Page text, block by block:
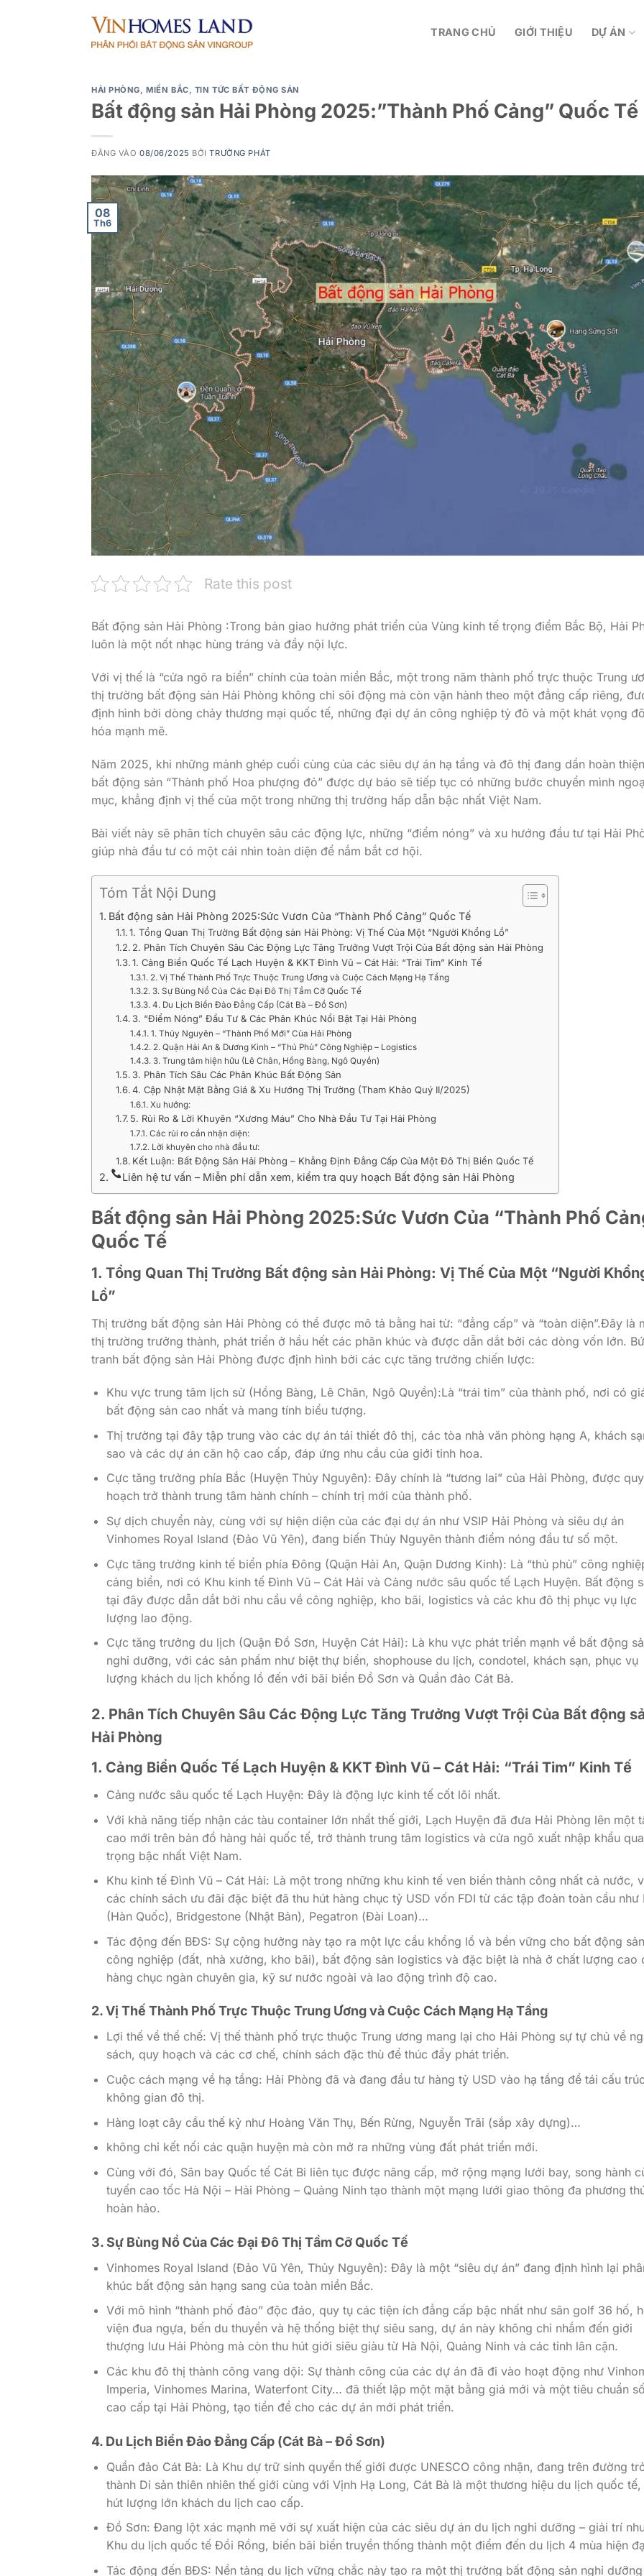
TRANG CHỦ GIỚI THIỆU DỰ ÁN
HẢI PHÒNG,MIỀN BẮC, TIN TỨC BẤT ĐỘNG SẢN
Bất động sản Hải Phòng 2025:”Thành Phố Cảng” Quốc Tế
ĐĂNG VÀO08/06/2025 BỞITRƯỜNG PHÁT
08
Th6
Rate this post
Bất động sản Hải Phòng :Trong bản giao hưởng phát triển của Vùng kinh tế trọng điểm Bắc Bộ, Hải
luôn là một nốt nhạc hùng tráng và đầy nội lực.
Với vị thế là “cửa ngõ ra biển” chính của toàn miền Bắc, một trong năm thành phố trực thuộc Trung
thị trường bất động sản Hải Phòng không chỉ sôi động mà còn vận hành theo một đẳng cấp riêng,
định hình bởi dòng chảy thương mại quốc tế, những đại dự án công nghiệp tỷ đô và một khát vọng
hóa mạnh mẽ.
Năm 2025, khi những mảnh ghép cuối cùng của các siêu dự án hạ tầng và đô thị đang dần hoàn
bất động sản “Thành phố Hoa phượng đỏ” được dự báo sẽ tiếp tục có những bước chuyển mình
mục, khẳng định vị thế của một trong những thị trường hấp dẫn bậc nhất Việt Nam.
Bài viết này sẽ phân tích chuyên sâu các động lực, những “điểm nóng” và xu hướng đầu tư tại Hải
giúp nhà đầu tư có một cái nhìn toàn diện để nắm bắt cơ hội.
Tóm Tắt Nội Dung
Bất động sản Hải Phòng 2025:Sức Vươn Của “Thành Phố Cảng” Quốc Tế
1. Tổng Quan Thị Trường Bất động sản Hải Phòng: Vị Thế Của Một “Người Khổng Lồ”
2. Phân Tích Chuyên Sâu Các Động Lực Tăng Trưởng Vượt Trội Của Bất động sản Hải Phòng
1. Cảng Biển Quốc Tế Lạch Huyện & KKT Đình Vũ – Cát Hải: “Trái Tim” Kinh Tế
2. Vị Thế Thành Phố Trực Thuộc Trung Ương và Cuộc Cách Mạng Hạ Tầng
3. Sự Bùng Nổ Của Các Đại Đô Thị Tầm Cỡ Quốc Tế
4. Du Lịch Biển Đảo Đẳng Cấp (Cát Bà – Đồ Sơn)
3. “Điểm Nóng” Đầu Tư & Các Phân Khúc Nổi Bật Tại Hải Phòng
1. Thủy Nguyên – “Thành Phố Mới” Của Hải Phòng
2. Quận Hải An & Dương Kinh – “Thủ Phủ” Công Nghiệp – Logistics
3. Trung tâm hiện hữu (Lê Chân, Hồng Bàng, Ngô Quyền)
3. Phân Tích Sâu Các Phân Khúc Bất Động Sản
4. Cập Nhật Mặt Bằng Giá & Xu Hướng Thị Trường (Tham Khảo Quý II/2025)
Xu hướng:
5. Rủi Ro & Lời Khuyên “Xương Máu” Cho Nhà Đầu Tư Tại Hải Phòng
Các rủi ro cần nhận diện:
Lời khuyên cho nhà đầu tư:
Kết Luận: Bất Động Sản Hải Phòng – Khẳng Định Đẳng Cấp Của Một Đô Thị Biển Quốc Tế
Liên hệ tư vấn – Miễn phí dẫn xem, kiểm tra quy hoạch Bất động sản Hải Phòng
Bất động sản Hải Phòng 2025:Sức Vươn Của “Thành Phố
Quốc Tế
1. Tổng Quan Thị Trường Bất động sản Hải Phòng: Vị Thế Của Một “Người
Lồ”
Thị trường bất động sản Hải Phòng có thể được mô tả bằng hai từ: “đẳng cấp” và “toàn diện”.Đây là
thị trường trưởng thành, phát triển ở hầu hết các phân khúc và được dẫn dắt bởi các dòng vốn lớn.
tranh bất động sản Hải Phòng được định hình bởi các cực tăng trưởng chiến lược:
Khu vực trung tâm lịch sử (Hồng Bàng, Lê Chân, Ngô Quyền):Là “trái tim” của thành phố, nơi có
bất động sản cao nhất và mang tính biểu tượng.
Thị trường tại đây tập trung vào các dự án tái thiết đô thị, các tòa nhà văn phòng hạng A, khách
sao và các dự án căn hộ cao cấp, đáp ứng nhu cầu của giới tinh hoa.
Cực tăng trưởng phía Bắc (Huyện Thủy Nguyên): Đây chính là “tương lai” của Hải Phòng, được quy
hoạch trở thành trung tâm hành chính – chính trị mới của thành phố.
Sự dịch chuyển này, cùng với sự hiện diện của các đại dự án như VSIP Hải Phòng và siêu dự án
Vinhomes Royal Island (Đảo Vũ Yên), đang biến Thủy Nguyên thành điểm nóng đầu tư số một.
Cực tăng trưởng kinh tế biển phía Đông (Quận Hải An, Quận Dương Kinh): Là “thủ phủ” công
cảng biển, nơi có Khu kinh tế Đình Vũ – Cát Hải và Cảng nước sâu quốc tế Lạch Huyện. Bất động
tại đây được dẫn dắt bởi nhu cầu về công nghiệp, kho bãi, logistics và các khu đô thị phục vụ lực
lượng lao động.
Cực tăng trưởng du lịch (Quận Đồ Sơn, Huyện Cát Hải): Là khu vực phát triển mạnh về bất động
nghỉ dưỡng, với các sản phẩm như biệt thự biển, shophouse du lịch, condotel, khách sạn, phục vụ
lượng khách du lịch khổng lồ đến với bãi biển Đồ Sơn và Quần đảo Cát Bà.
2. Phân Tích Chuyên Sâu Các Động Lực Tăng Trưởng Vượt Trội Của Bất động
Hải Phòng
1. Cảng Biển Quốc Tế Lạch Huyện & KKT Đình Vũ – Cát Hải: “Trái Tim” Kinh Tế
Cảng nước sâu quốc tế Lạch Huyện: Đây là động lực kinh tế cốt lõi nhất.
Với khả năng tiếp nhận các tàu container lớn nhất thế giới, Lạch Huyện đã đưa Hải Phòng lên một
cao mới trên bản đồ hàng hải quốc tế, trở thành trung tâm logistics và cửa ngõ xuất nhập khẩu
trọng bậc nhất Việt Nam.
Khu kinh tế Đình Vũ – Cát Hải: Là một trong những khu kinh tế ven biển thành công nhất cả nước,
các chính sách ưu đãi đặc biệt đã thu hút hàng chục tỷ USD vốn FDI từ các tập đoàn toàn cầu như
(Hàn Quốc), Bridgestone (Nhật Bản), Pegatron (Đài Loan)…
Tác động đến BĐS: Sự cộng hưởng này tạo ra một lực cầu khổng lồ và bền vững cho bất động sản
công nghiệp (đất, nhà xưởng, kho bãi), bất động sản logistics và đặc biệt là nhà ở chất lượng cao
hàng chục ngàn chuyên gia, kỹ sư nước ngoài và lao động trình độ cao.
2. Vị Thế Thành Phố Trực Thuộc Trung Ương và Cuộc Cách Mạng Hạ Tầng
Lợi thế về thể chế: Vị thế thành phố trực thuộc Trung ương mang lại cho Hải Phòng sự tự chủ về
sách, quy hoạch và các cơ chế, chính sách đặc thù để thúc đẩy phát triển.
Cuộc cách mạng về hạ tầng: Hải Phòng đã và đang đầu tư hàng tỷ USD vào hạ tầng để tái cấu
không gian đô thị.
Hàng loạt cây cầu thế kỷ như Hoàng Văn Thụ, Bến Rừng, Nguyễn Trãi (sắp xây dựng)…
không chỉ kết nối các quận huyện mà còn mở ra những vùng đất phát triển mới.
Cùng với đó, Sân bay Quốc tế Cát Bi liên tục được nâng cấp, mở rộng mạng lưới bay, song hành
tuyến cao tốc Hà Nội – Hải Phòng – Quảng Ninh tạo thành một mạng lưới giao thông đa phương
hoàn hảo.
3. Sự Bùng Nổ Của Các Đại Đô Thị Tầm Cỡ Quốc Tế
Vinhomes Royal Island (Đảo Vũ Yên, Thủy Nguyên): Đây là một “siêu dự án” đang định hình lại
khúc bất động sản hạng sang của toàn miền Bắc.
Với mô hình “thành phố đảo” độc đáo, quy tụ các tiện ích đẳng cấp bậc nhất như sân golf 36 hố,
viện đua ngựa, bến du thuyền và hệ thống biệt thự siêu sang, dự án này không chỉ nhắm đến giới
thượng lưu Hải Phòng mà còn thu hút giới siêu giàu từ Hà Nội, Quảng Ninh và các tỉnh lân cận.
Các khu đô thị thành công vang dội: Sự thành công của các dự án đã đi vào hoạt động như
Imperia, Vinhomes Marina, Waterfont City… đã thiết lập một mặt bằng giá mới và một tiêu chuẩn
cao cấp tại Hải Phòng, tạo tiền đề cho các dự án mới phát triển.
4. Du Lịch Biển Đảo Đẳng Cấp (Cát Bà – Đồ Sơn)
Quần đảo Cát Bà: Là Khu dự trữ sinh quyển thế giới được UNESCO công nhận, đang trên đường
thành Di sản thiên nhiên thế giới cùng với Vịnh Hạ Long, Cát Bà là một thương hiệu du lịch quốc tế,
hút lượng lớn khách du lịch cao cấp.
Đồ Sơn: Đang lột xác mạnh mẽ với sự xuất hiện của các siêu dự án du lịch nghỉ dưỡng – giải trí
Khu du lịch quốc tế Đồi Rồng, biến bãi biển truyền thống thành một điểm đến du lịch 4 mùa hiện
Tác động đến BĐS: Nền tảng du lịch vững chắc này tạo ra một thị trường bất động sản nghỉ